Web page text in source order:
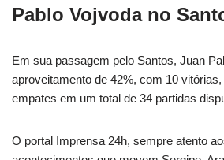
Pablo Vojvoda no
Em sua passagem pelo Santos, Juan
aproveitamento de 42%, com 10
empates em um total de 34 partidas
O portal Imprensa 24h, sempre atento